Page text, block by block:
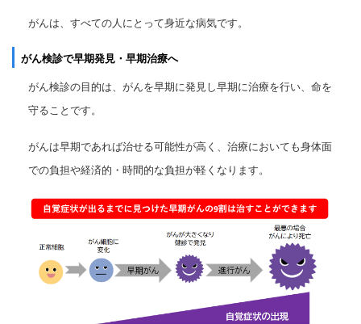
がんは、すべての人にとって身近な病気です。
がん検診で早期発見・早期治療へ
がん検診の目的は、がんを早期に発見し早期に治療を行い、命を
守ることです。
がんは早期であれば治せる可能性が高く、治療においても身体面
での負担や経済的・時間的な負担が軽くなります。